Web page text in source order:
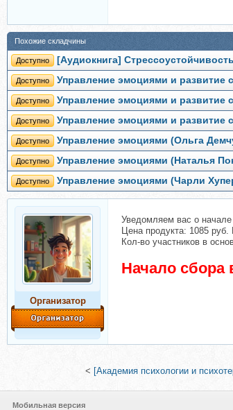
Похожие складчины
Доступно [Аудиокнига]
Доступно Управление эмоциями и развитие
Доступно Управление эмоциями и развитие
Доступно Управление эмоциями и развитие
Доступно Управление эмоциями (Ольга
Доступно Управление эмоциями (Наталья
Доступно Управление эмоциями (Чарли
Организатор
Уведомляем вас о начале
Цена продукта: 1085 руб.
Кол-во участников в
Начало сбора
< [Академия психологии и
Мобильная версия